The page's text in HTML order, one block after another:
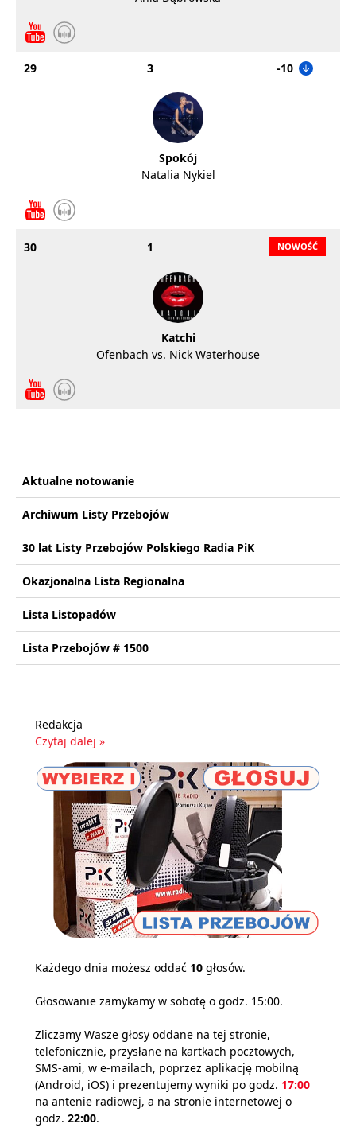
29 3 -10
Spokój
Natalia Nykiel
30 1
Katchi
Ofenbach vs. Nick Waterhouse
Aktualne notowanie
Archiwum Listy Przebojów
30 lat Listy Przebojów Polskiego Radia PiK
Okazjonalna Lista Regionalna
Lista Listopadów
Lista Przebojów # 1500
Redakcja
Czytaj dalej »
Każdego dnia możesz oddać 10 głosów.
Głosowanie zamykamy w sobotę o godz. 15:00.
Zliczamy Wasze głosy oddane na tej stronie,
telefonicznie, przysłane na kartkach pocztowych,
SMS-ami, w e-mailach, poprzez aplikację mobilną
(Android, iOS) i prezentujemy wyniki po godz. 17:00
na antenie radiowej, a na stronie internetowej o
godz. 22:00.